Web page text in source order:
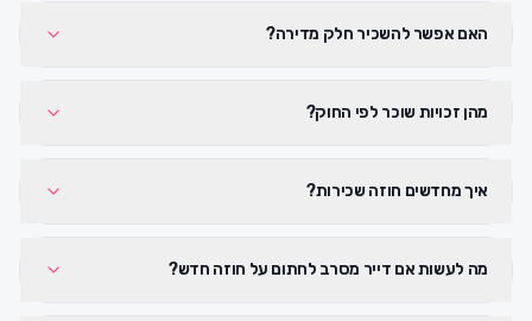
האם אפשר להשכיר חלק מדירה?
מהן זכויות שוכר לפי החוק?
איך מחדשים חוזה שכירות?
מה לעשות אם דייר מסרב לחתום על חוזה חדש?